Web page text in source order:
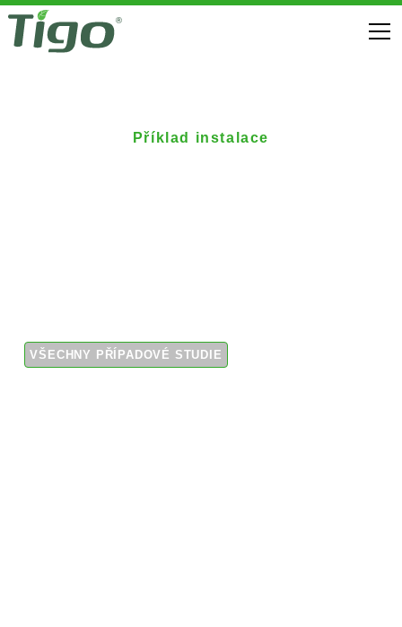
Příklad instalace
VŠECHNY PŘÍPADOVÉ STUDIE